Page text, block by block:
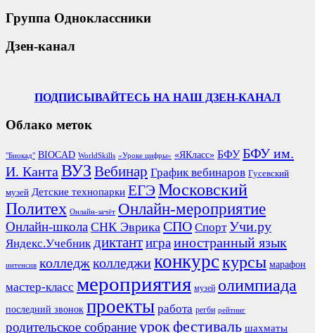
Группа Одноклассники
Дзен-канал
ПОДПИСЫВАЙТЕСЬ НА НАШ ДЗЕН-КАНАЛ
Облако меток
"Биокад" BIOCAD WorldSkills «Уроке цифры» «ЯКласс» БФУ БФУ им.
И. КантаВУЗ Вебинар График вебинаров Гусевский
музей Детские технопарки ЕГЭ Московский
Политех Онлайн-зачёт Онлайн-мероприятие
Онлайн-школа СНК Эврика СПО Спорт Учи.ру
Яндекс.Учебник диктантиграиностранный язык
интенсив колледжколледжиконкурскурсы марафон
мастер-класс мероприятия музей олимпиада
последний звонок проекты работа регби рейтинг
родительское собраниеурокфестиваль шахматы